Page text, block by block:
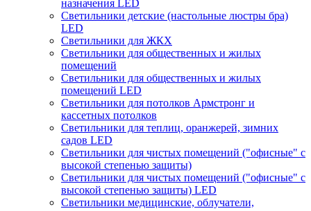
назначения LED
Светильники детские (настольные люстры бра)
LED
Светильники для ЖКХ
Светильники для общественных и жилых
помещений
Светильники для общественных и жилых
помещений LED
Светильники для потолков Армстронг и
кассетных потолков
Светильники для теплиц, оранжерей, зимних
садов LED
Светильники для чистых помещений ("офисные" с
высокой степенью защиты)
Светильники для чистых помещений ("офисные" с
высокой степенью защиты) LED
Светильники медицинские, облучатели,